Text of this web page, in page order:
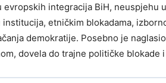
evropskih integracija BiH, neuspjehu
etničkim blokadama,
demokratije. Posebno je
dovela do trajne političke blokade